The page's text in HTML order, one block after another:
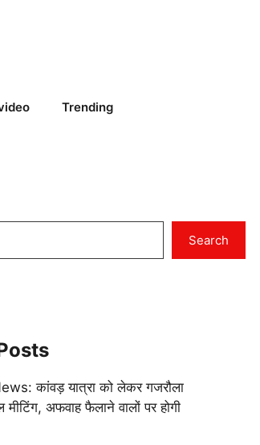
Trending
Search
कांवड़ यात्रा को लेकर गजरौला
अफवाह फैलाने वालों पर होगी